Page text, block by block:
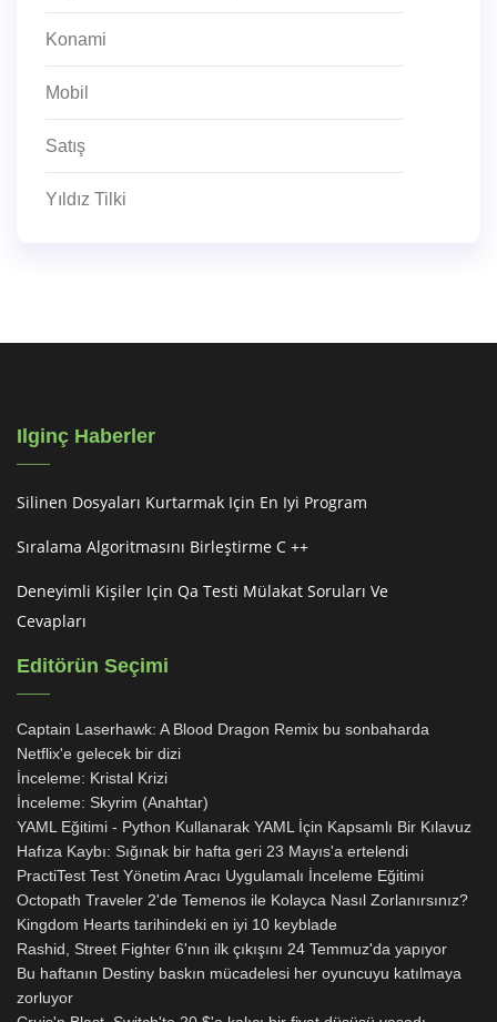
Konami
Mobil
Satış
Yıldız Tilki
Ilginç Haberler
Silinen Dosyaları Kurtarmak Için En Iyi Program
Sıralama Algoritmasını Birleştirme C ++
Deneyimli Kişiler Için Qa Testi Mülakat Soruları Ve
Cevapları
Editörün Seçimi
Captain Laserhawk: A Blood Dragon Remix bu sonbaharda
Netflix'e gelecek bir dizi
İnceleme: Kristal Krizi
İnceleme: Skyrim (Anahtar)
YAML Eğitimi - Python Kullanarak YAML İçin Kapsamlı Bir Kılavuz
Hafıza Kaybı: Sığınak bir hafta geri 23 Mayıs'a ertelendi
PractiTest Test Yönetim Aracı Uygulamalı İnceleme Eğitimi
Octopath Traveler 2'de Temenos ile Kolayca Nasıl Zorlanırsınız?
Kingdom Hearts tarihindeki en iyi 10 keyblade
Rashid, Street Fighter 6'nın ilk çıkışını 24 Temmuz'da yapıyor
Bu haftanın Destiny baskın mücadelesi her oyuncuyu katılmaya
zorluyor